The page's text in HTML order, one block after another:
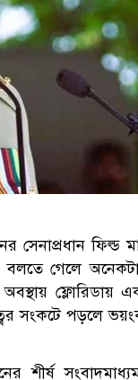
সেনাপ্রধান ফিল্ড
বলতে গেলে
ফ্লোরিডায়
সংকটে পড়লে
শীর্ষ